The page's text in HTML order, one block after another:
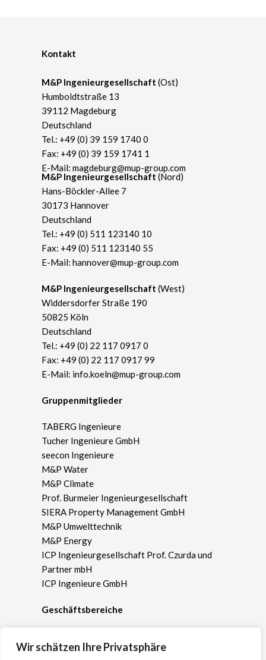
Wir schätzen Ihre Privatsphäre
Geschäftsbereiche
Gebäude
Gruppenmitglieder
TABERG Ingenieure
Tucher Ingenieure GmbH
seecon Ingenieure
M&P Water
M&P Climate
Prof. Burmeier Ingenieurgesellschaft
SIERA Property Management GmbH
M&P Umwelttechnik
M&P Energy
ICP Ingenieurgesellschaft Prof. Czurda und
Partner mbH
ICP Ingenieure GmbH
​M&P Ingenieurgesellschaft (Nord)
Hans-Böckler-Allee 7
30173 Hannover
Deutschland
Tel.: +49 (0) 511 123140 10
Fax: +49 (0) 511 123140 55
E-Mail: hannover@mup-group.com
​M&P Ingenieurgesellschaft (West)
Widdersdorfer Straße 190
50825 Köln
Deutschland
Tel.: +49 (0) 22 117 0917 0
Fax: +49 (0) 22 117 0917 99
E-Mail: info.koeln@mup-group.com
Kontakt
M&P Ingenieurgesellschaft (Ost)
Humboldtstraße 13
39112 Magdeburg
Deutschland
Tel.: +49 (0) 39 159 1740 0
Fax: +49 (0) 39 159 1741 1
E-Mail: magdeburg@mup-group.com